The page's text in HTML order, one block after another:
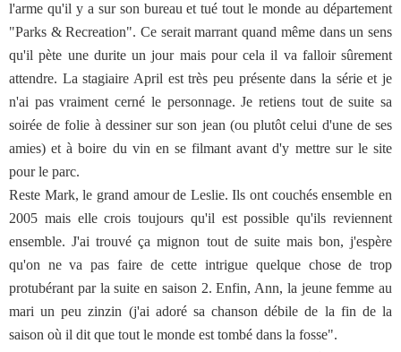
l'arme qu'il y a sur son bureau et tué tout le monde au département
"Parks & Recreation". Ce serait marrant quand même dans un sens
qu'il pète une durite un jour mais pour cela il va falloir sûrement
attendre. La stagiaire April est très peu présente dans la série et je
n'ai pas vraiment cerné le personnage. Je retiens tout de suite sa
soirée de folie à dessiner sur son jean (ou plutôt celui d'une de ses
amies) et à boire du vin en se filmant avant d'y mettre sur le site
pour le parc.
Reste Mark, le grand amour de Leslie. Ils ont couchés ensemble en
2005 mais elle crois toujours qu'il est possible qu'ils reviennent
ensemble. J'ai trouvé ça mignon tout de suite mais bon, j'espère
qu'on ne va pas faire de cette intrigue quelque chose de trop
protubérant par la suite en saison 2. Enfin, Ann, la jeune femme au
mari un peu zinzin (j'ai adoré sa chanson débile de la fin de la
saison où il dit que tout le monde est tombé dans la fosse".